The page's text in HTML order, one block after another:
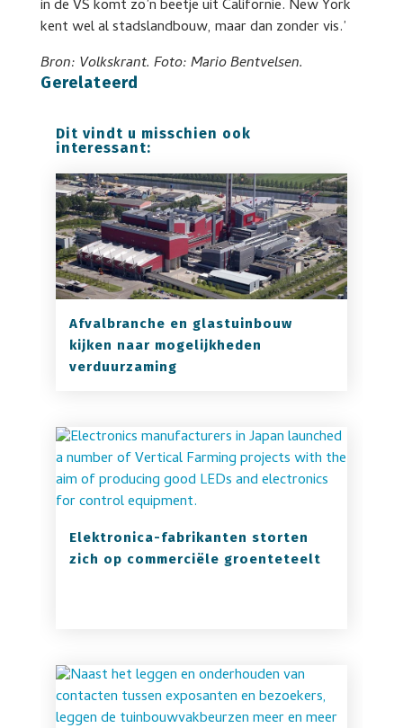
in de VS komt zo’n beetje uit Californië. New York
kent wel al stadslandbouw, maar dan zonder vis.’
Bron: Volkskrant. Foto: Mario Bentvelsen.
Gerelateerd
Dit vindt u misschien ook
interessant:
Afvalbranche en glastuinbouw
kijken naar mogelijkheden
verduurzaming
Elektronica-fabrikanten storten
zich op commerciële groenteteelt